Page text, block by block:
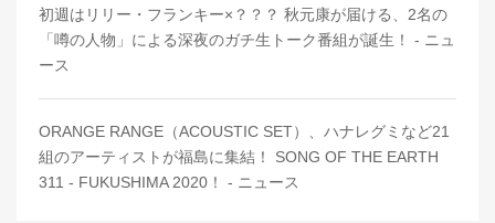
初週はリリー・フランキー×？？？ 秋元康が届ける、2名の
「噂の人物」による深夜のガチ生トーク番組が誕生！ - ニュ
ース
ORANGE RANGE（ACOUSTIC SET）、ハナレグミなど21
組のアーティストが福島に集結！ SONG OF THE EARTH
311 - FUKUSHIMA 2020！ - ニュース